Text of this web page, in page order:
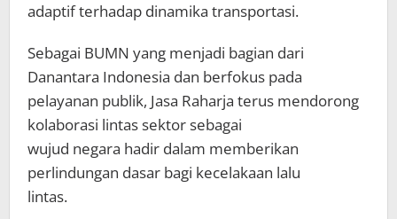
adaptif terhadap dinamika transportasi.
Sebagai BUMN yang menjadi bagian dari
Danantara Indonesia dan berfokus pada
pelayanan publik, Jasa Raharja terus mendorong
kolaborasi lintas sektor sebagai
wujud negara hadir dalam memberikan
perlindungan dasar bagi kecelakaan lalu
lintas.